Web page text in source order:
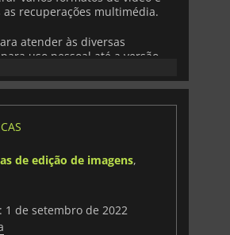
recuperações multimédia.
atender às diversas
uso pessoal até a versão
uma versão de nível
a todos os requisitos de
de edição de imagens,
1 de setembro de 2022